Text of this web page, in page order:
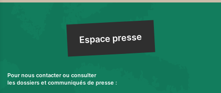
Espace presse
Pour nous contacter ou consulter
les dossiers et communiqués de presse :